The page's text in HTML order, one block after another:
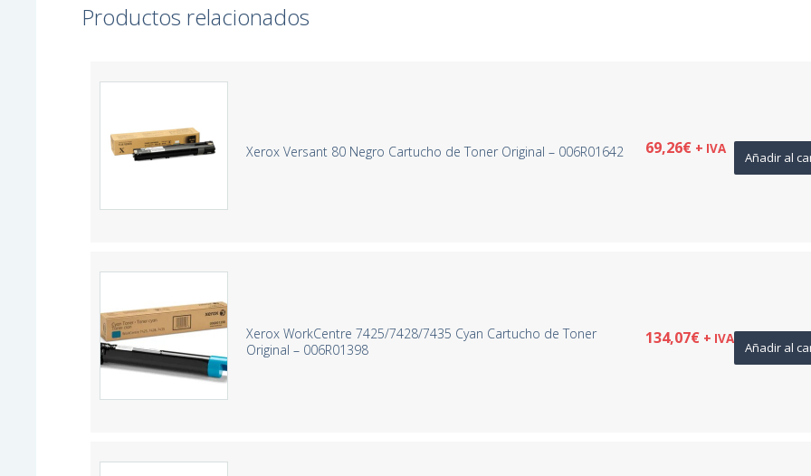
Productos relacionados
Xerox Versant 80 Negro Cartucho de Toner Original – 006R01642 69,26€ + IVA
Añadir al
Xerox WorkCentre 7425/7428/7435 Cyan Cartucho de Toner
Original – 006R01398
134,07€ + IVA
Añadir al